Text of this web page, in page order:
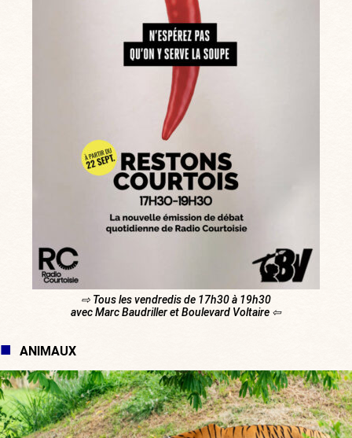
⇨ Tous les vendredis de 17h30 à 19h30
avec Marc Baudriller et Boulevard Voltaire ⇦
ANIMAUX